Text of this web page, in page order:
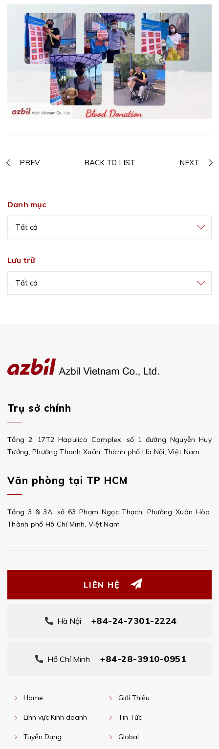
PREV BACK TO LIST NEXT
Danh mục
Tất cả
Lưu trữ
Tất cả
Trụ sở chính
Tầng 2, 17T2 Hapulico Complex, số 1 đường Nguyễn Huy
Tưởng, Phường Thanh Xuân, Thành phố Hà Nội, Việt Nam.
Văn phòng tại TP HCM
Tầng 3 & 3A, số 63 Phạm Ngọc Thạch, Phường Xuân Hòa,
Thành phố Hồ Chí Minh, Việt Nam
LIÊN HỆ
Hà Nội +84-24-7301-2224
Hồ Chí Minh +84-28-3910-0951
Home Giới Thiệu
Lĩnh vực Kinh doanh Tin Tức
Tuyển Dụng Global